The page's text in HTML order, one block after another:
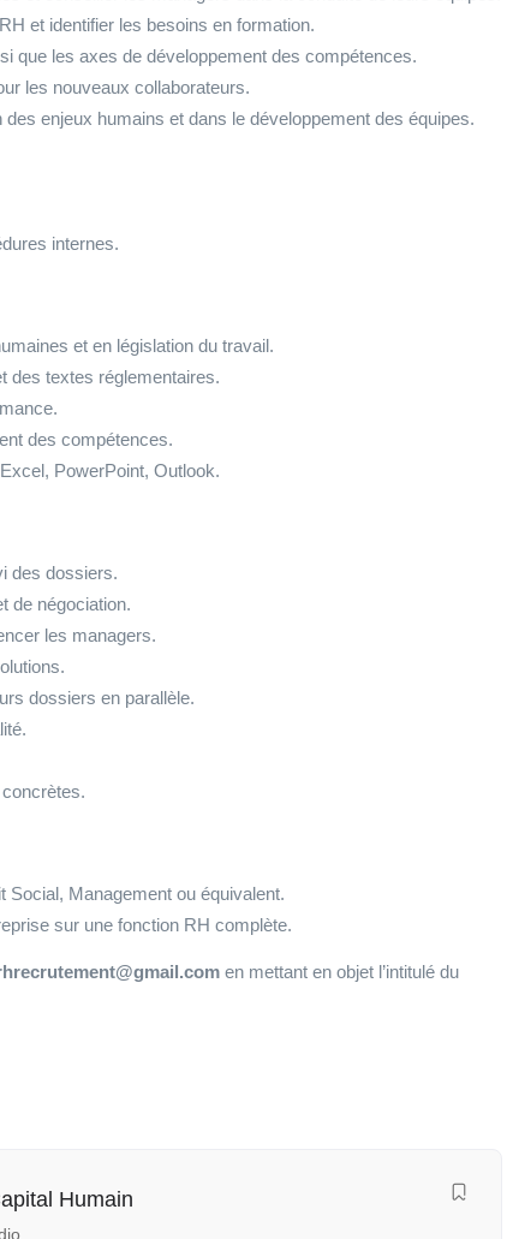
et identifier les besoins en formation.
que les axes de développement des compétences.
les nouveaux collaborateurs.
enjeux humains et dans le développement des équipes.
internes.
et en législation du travail.
des textes réglementaires.
des compétences.
PowerPoint, Outlook.
des dossiers.
de négociation.
les managers.
dossiers en parallèle.
Management ou équivalent.
sur une fonction RH complète.
en mettant en objet l’intitulé du
Humain